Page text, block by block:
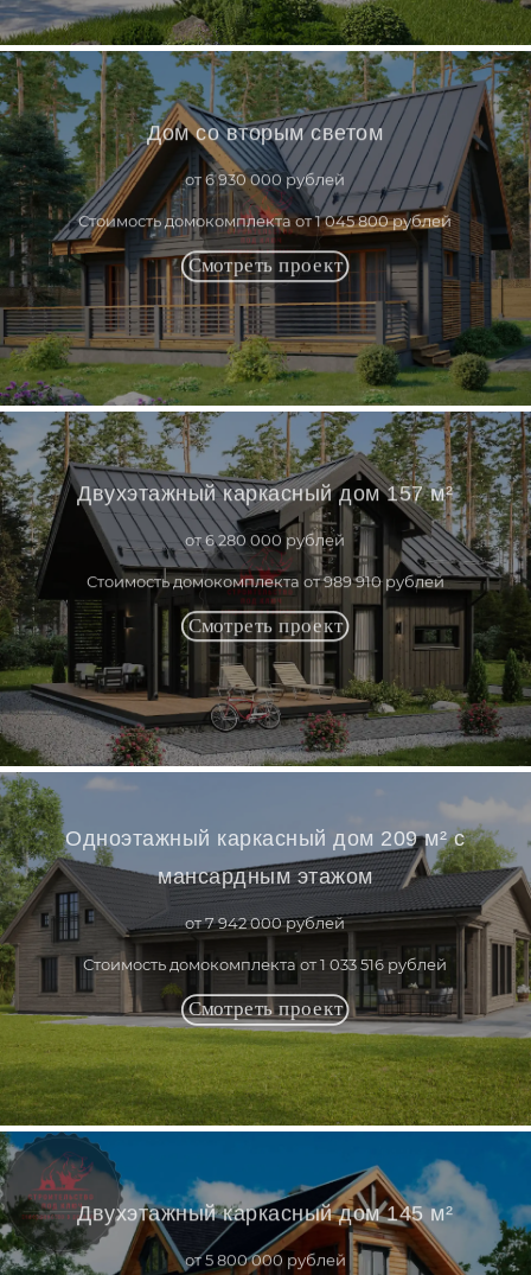
Дом со вторым светом
от 6 930 000 рублей
Стоимость домокомплекта от 1 045 800 рублей
Двухэтажный каркасный дом 157 м²
от 6 280 000 рублей
Стоимость домокомплекта от 989 910 рублей
Одноэтажный каркасный дом 209 м² с
мансардным этажом
от 7 942 000 рублей
Стоимость домокомплекта от 1 033 516 рублей
Двухэтажный каркасный дом 145 м²
от 5 800 000 рублей